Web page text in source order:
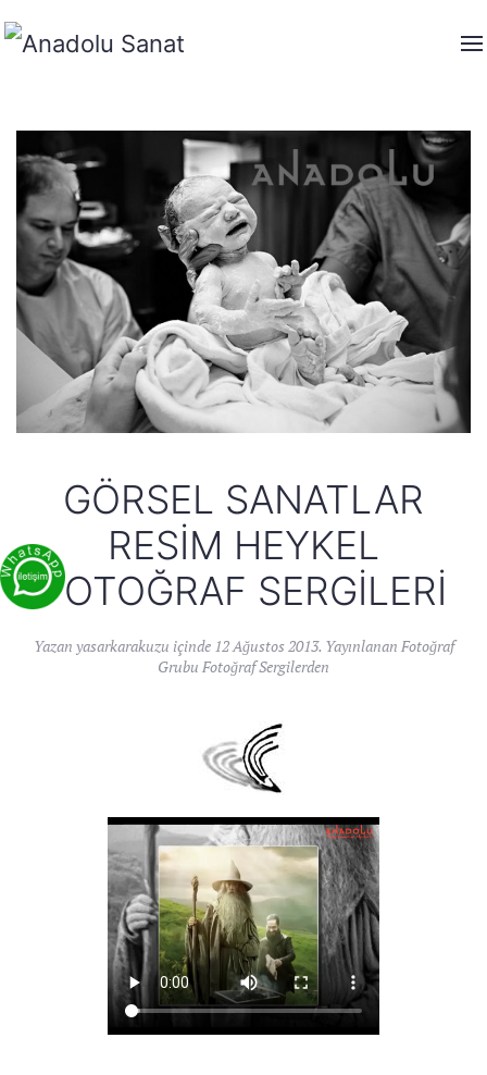
GÖRSEL SANATLAR
RESIM HEYKEL
FOTOĞRAF SERGILERI
Yazan yasarkarakuzu içinde 12 Ağustos 2013. Yayınlanan Fotoğraf
Grubu Fotoğraf Sergilerden